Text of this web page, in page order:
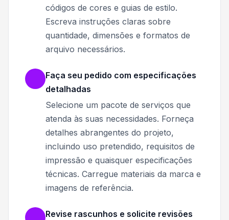
códigos de cores e guias de estilo.
Escreva instruções claras sobre
quantidade, dimensões e formatos de
arquivo necessários.
Faça seu pedido com especificações
detalhadas
Selecione um pacote de serviços que
atenda às suas necessidades. Forneça
detalhes abrangentes do projeto,
incluindo uso pretendido, requisitos de
impressão e quaisquer especificações
técnicas. Carregue materiais da marca e
imagens de referência.
Revise rascunhos e solicite revisões